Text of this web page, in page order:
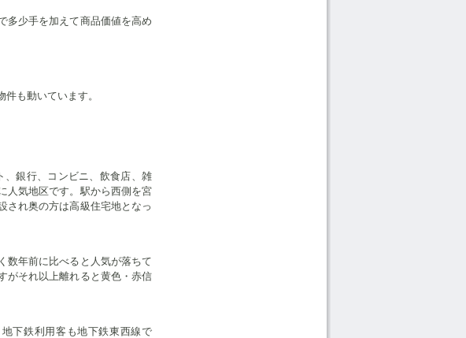
多少手を加えて商品価値を高め
も動いています。
銀行、コンビニ、飲食店、雑
人気地区です。駅から西側を宮
され奥の方は高級住宅地となっ
数年前に比べると人気が落ちて
がそれ以上離れると黄色・赤信
下鉄利用客も地下鉄東西線で